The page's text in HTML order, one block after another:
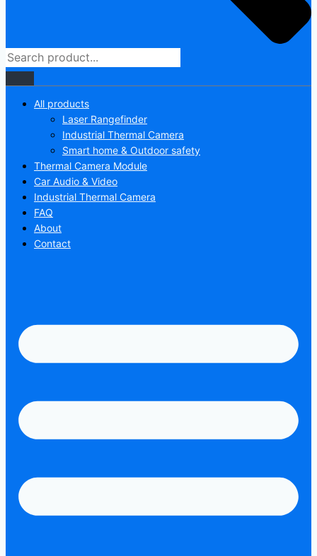
All products
Laser Rangefinder
Industrial Thermal Camera
Smart home & Outdoor safety
Thermal Camera Module
Car Audio & Video
Industrial Thermal Camera
FAQ
About
Contact